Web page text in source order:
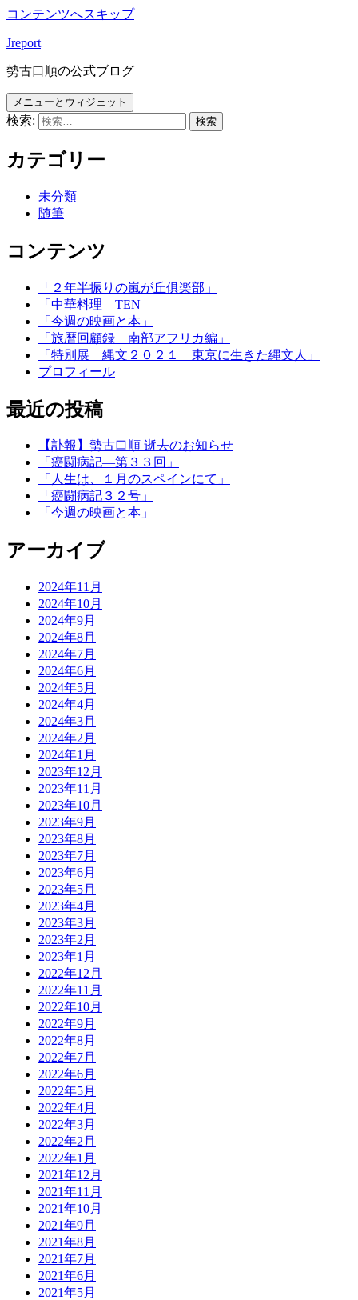
コンテンツへスキップ
Jreport
勢古口順の公式ブログ
メニューとウィジェット
検索:
カテゴリー
未分類
随筆
コンテンツ
「２年半振りの嵐が丘俱楽部」
「中華料理 TEN
「今週の映画と本」
「旅暦回顧録 南部アフリカ編」
「特別展 縄文２０２１ 東京に生きた縄文人」
プロフィール
最近の投稿
【訃報】勢古口順 逝去のお知らせ
「癌闘病記―第３３回」
「人生は、１月のスペインにて」
「癌闘病記３２号」
「今週の映画と本」
アーカイブ
2024年11月
2024年10月
2024年9月
2024年8月
2024年7月
2024年6月
2024年5月
2024年4月
2024年3月
2024年2月
2024年1月
2023年12月
2023年11月
2023年10月
2023年9月
2023年8月
2023年7月
2023年6月
2023年5月
2023年4月
2023年3月
2023年2月
2023年1月
2022年12月
2022年11月
2022年10月
2022年9月
2022年8月
2022年7月
2022年6月
2022年5月
2022年4月
2022年3月
2022年2月
2022年1月
2021年12月
2021年11月
2021年10月
2021年9月
2021年8月
2021年7月
2021年6月
2021年5月